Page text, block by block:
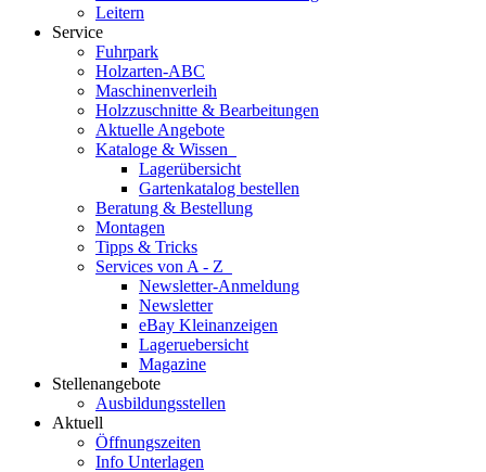
Leitern
Service
Fuhrpark
Holzarten-ABC
Maschinenverleih
Holzzuschnitte & Bearbeitungen
Aktuelle Angebote
Kataloge & Wissen
Lagerübersicht
Gartenkatalog bestellen
Beratung & Bestellung
Montagen
Tipps & Tricks
Services von A - Z
Newsletter-Anmeldung
Newsletter
eBay Kleinanzeigen
Lageruebersicht
Magazine
Stellenangebote
Ausbildungsstellen
Aktuell
Öffnungszeiten
Info Unterlagen